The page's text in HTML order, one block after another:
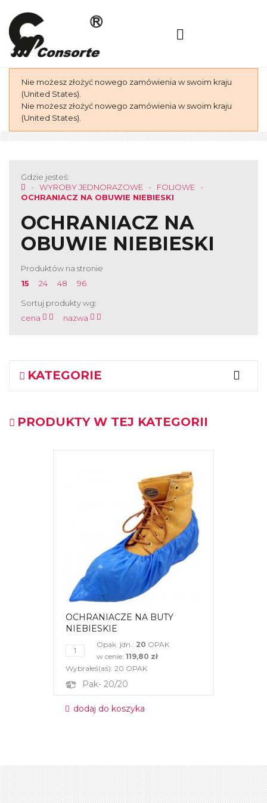
Nie możesz złożyć nowego zamówienia w swoim kraju
(United States).
Nie możesz złożyć nowego zamówienia w swoim kraju
(United States).
Gdzie jesteś:
WYROBY JEDNORAZOWE
FOLIOWE
OCHRANIACZ NA OBUWIE NIEBIESKI
OCHRANIACZ NA
OBUWIE NIEBIESKI
Produktów na stronie
15
24 48 96
Sortuj produkty wg:
cena
nazwa
KATEGORIE
PRODUKTY W TEJ KATEGORII
OCHRANIACZE NA BUTY
NIEBIESKIE
Opak. jdn.: 20 OPAK
w cenie: 119,80 zł
Wybrałeś(aś): 20 OPAK
Pak- 20/20
dodaj do koszyka